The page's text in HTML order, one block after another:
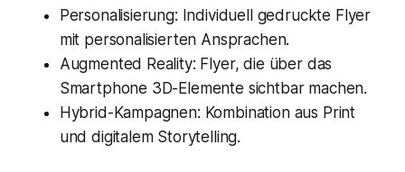
Personalisierung: Individuell gedruckte Flyer
mit personalisierten Ansprachen.
Augmented Reality: Flyer, die über das
Smartphone 3D-Elemente sichtbar machen.
Hybrid-Kampagnen: Kombination aus Print
und digitalem Storytelling.